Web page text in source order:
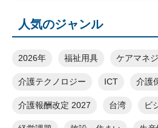
人気のジャンル
2026年 福祉用具 ケアマネ
介護テクノロジー ICT 介護
介護報酬改定 2027 台湾 ビ